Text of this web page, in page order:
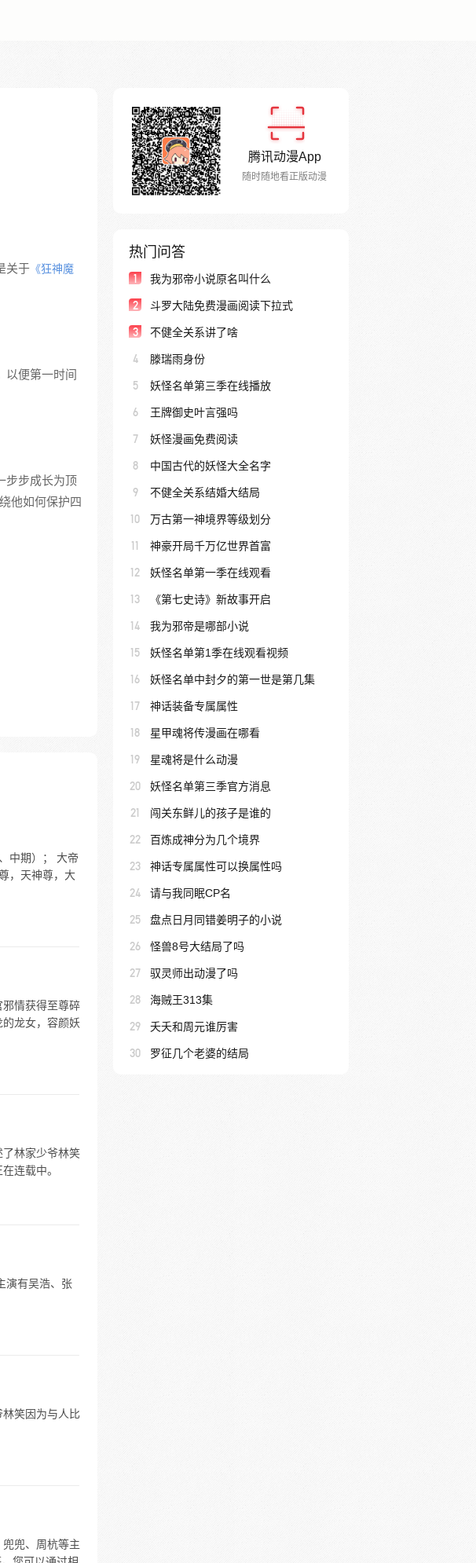
关于 《狂神魔
以便第一时间
步步成长为顶
他如何保护四
中期）； 大帝
，天神尊，大
邪情获得至尊碎
龙女，容颜妖
了林家少爷林笑
连载中。
演有吴浩、张
笑因为与人比
兜、周杭等主
腾讯动漫App
随时随地看正版动漫
热门问答
1 我为邪帝小说原名叫什么
2 斗罗大陆免费漫画阅读下拉式
3 不健全关系讲了啥
4 滕瑞雨身份
5 妖怪名单第三季在线播放
6 王牌御史叶言强吗
7 妖怪漫画免费阅读
8 中国古代的妖怪大全名字
9 不健全关系结婚大结局
10 万古第一神境界等级划分
11 神豪开局千万亿世界首富
12 妖怪名单第一季在线观看
13 《第七史诗》新故事开启
14 我为邪帝是哪部小说
15 妖怪名单第1季在线观看视频
16 妖怪名单中封夕的第一世是第几集
17 神话装备专属属性
18 星甲魂将传漫画在哪看
19 星魂将是什么动漫
20 妖怪名单第三季官方消息
21 闯关东鲜儿的孩子是谁的
22 百炼成神分为几个境界
23 神话专属属性可以换属性吗
24 请与我同眠CP名
25 盘点日月同错姜明子的小说
26 怪兽8号大结局了吗
27 驭灵师出动漫了吗
28 海贼王313集
29 夭夭和周元谁厉害
30 罗征几个老婆的结局